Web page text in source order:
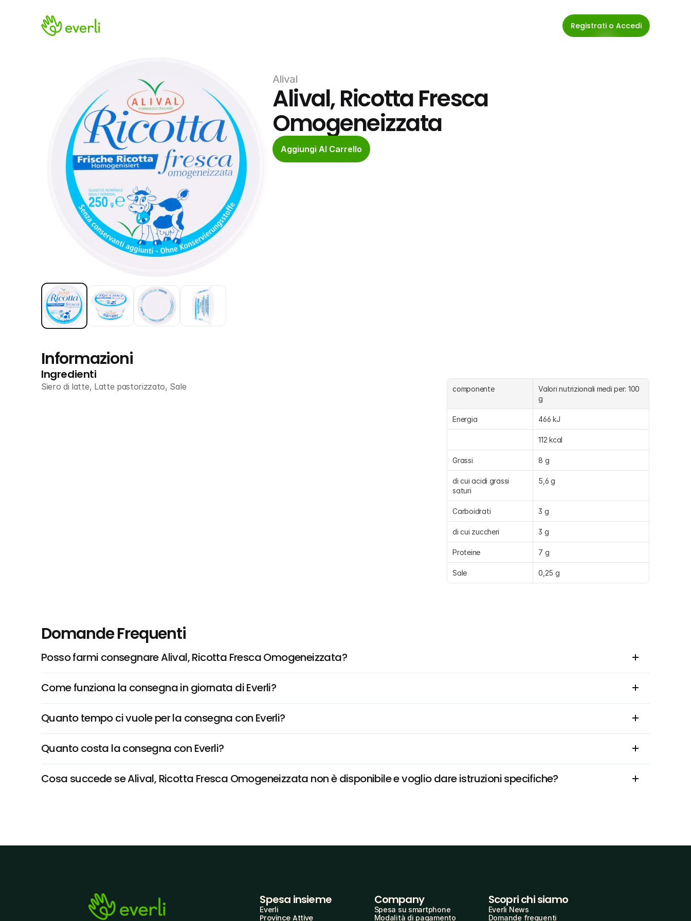
Registrati o Accedi
Alival
Alival, Ricotta Fresca
Omogeneizzata
Aggiungi Al Carrello
Informazioni
Ingredienti
Siero di latte, Latte pastorizzato, Sale componente
Valori nutrizionali medi per: 100
g
Energia 466 kJ
112 kcal
Grassi 8 g
di cui acidi grassi
saturi
5,6 g
Carboidrati 3 g
di cui zuccheri 3 g
Proteine 7 g
Sale 0,25 g
Domande Frequenti
Posso farmi consegnare Alival, Ricotta Fresca Omogeneizzata?
Come funziona la consegna in giornata di Everli?
Quanto tempo ci vuole per la consegna con Everli?
Quanto costa la consegna con Everli?
Cosa succede se Alival, Ricotta Fresca Omogeneizzata non è disponibile e voglio dare istruzioni specifiche?
Spesa insieme
Everli
Province Attive
Company
Spesa su smartphone
Modalità di pagamento
Scopri chi siamo
Everli News
Domande frequenti